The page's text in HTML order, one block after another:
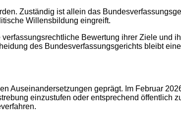
Zuständig ist allein das
Willensbildung eingreift.
Bewertung ihrer Ziele und
des Bundesverfassungsgerichts bleibt
Auseinandersetzungen geprägt. Im Februar
einzustufen oder entsprechend öffentlich
2